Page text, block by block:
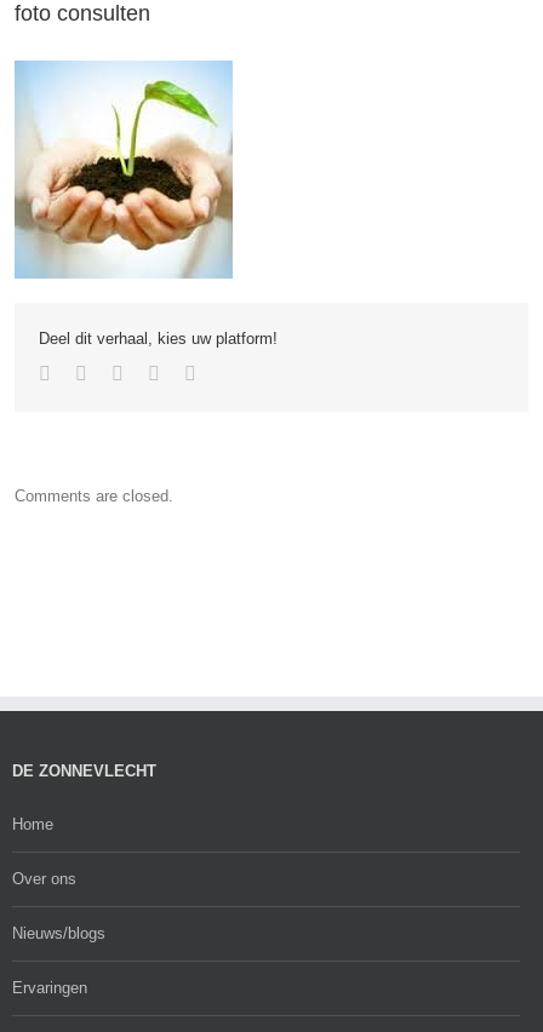
foto consulten
Deel dit verhaal, kies uw platform!
Comments are closed.
DE ZONNEVLECHT
Home
Over ons
Nieuws/blogs
Ervaringen